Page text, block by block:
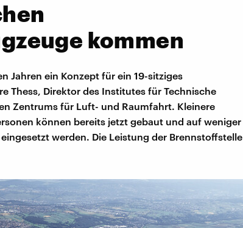
kommen
Jahren ein Konzept für ein 19-sitziges
Thess, Direktor des Institutes für Technische
Zentrums für Luft- und Raumfahrt. Kleinere
können bereits jetzt gebaut und auf weniger
werden. Die Leistung der Brennstoffstelle